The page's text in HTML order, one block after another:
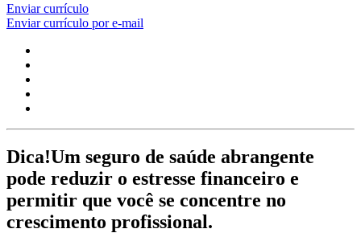
Enviar currículo
Enviar currículo por e-mail
Dica!Um seguro de saúde abrangente
pode reduzir o estresse financeiro e
permitir que você se concentre no
crescimento profissional.